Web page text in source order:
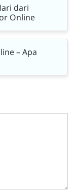
dari
Online
– Apa